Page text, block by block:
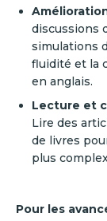
discussions
simulations
fluidité et la
en anglais.
Lecture et
Lire des
de livres
plus
Pour les